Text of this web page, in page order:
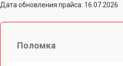
Дата обновления прайса: 16.07.2026
Поломка